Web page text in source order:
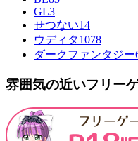
GL3
せつない14
ウディタ1078
ダークファンタジー
雰囲気の近いフリー